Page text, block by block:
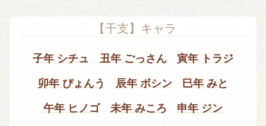
【干支】キャラ
子年 シチュ 丑年 ごっさん 寅年 トラジ
卯年 ぴょんう 辰年 ボシン 巳年 みと
午年 ヒノゴ 未年 みころ 申年 ジン